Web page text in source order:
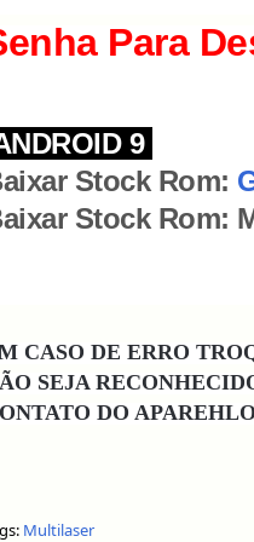
Para
9
Stock Rom:
Stock Rom:
CASO DE ERRO
SEJA
DO
Multilaser